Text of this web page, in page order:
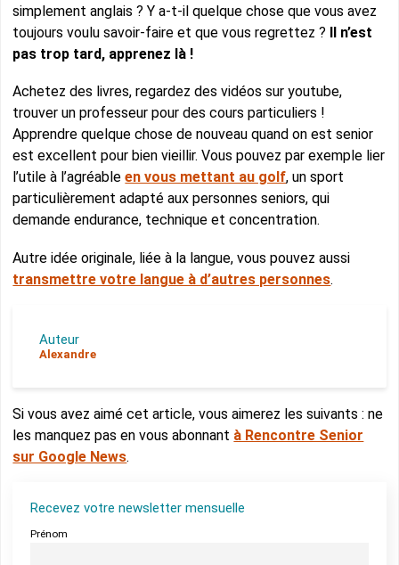
simplement anglais ? Y a-t-il quelque chose que vous avez
toujours voulu savoir-faire et que vous regrettez ? Il n’est
pas trop tard, apprenez là !
Achetez des livres, regardez des vidéos sur youtube,
trouver un professeur pour des cours particuliers !
Apprendre quelque chose de nouveau quand on est senior
est excellent pour bien vieillir. Vous pouvez par exemple lier
l’utile à l’agréableen vous mettant au golf, un sport
particulièrement adapté aux personnes seniors, qui
demande endurance, technique et concentration.
Autre idée originale, liée à la langue, vous pouvez aussi
transmettre votre langue à d’autres personnes.
Auteur
Alexandre
Si vous avez aimé cet article, vous aimerez les suivants : ne
les manquez pas en vous abonnant à Rencontre Senior
sur Google News.
Recevez votre newsletter mensuelle
Prénom